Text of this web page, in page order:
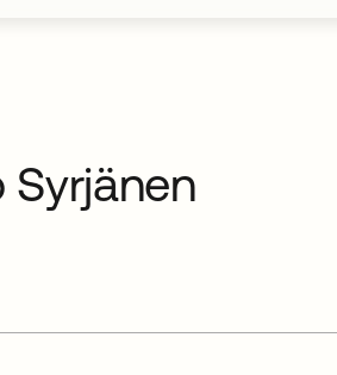
Syrjänen